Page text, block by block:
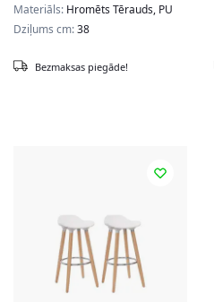
Materiāls: Hromēts Tērauds, PU
Dziļums cm:38
Bezmaksas piegāde!